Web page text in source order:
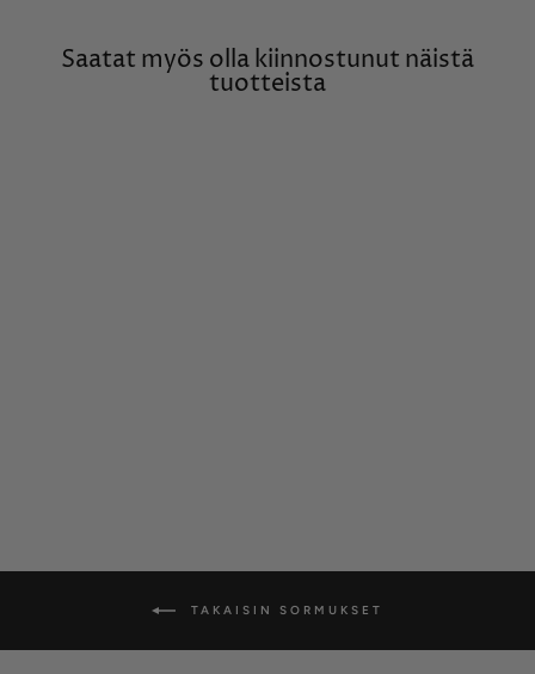
Saatat myös olla kiinnostunut näistä
tuotteista
TAKAISIN SORMUKSET